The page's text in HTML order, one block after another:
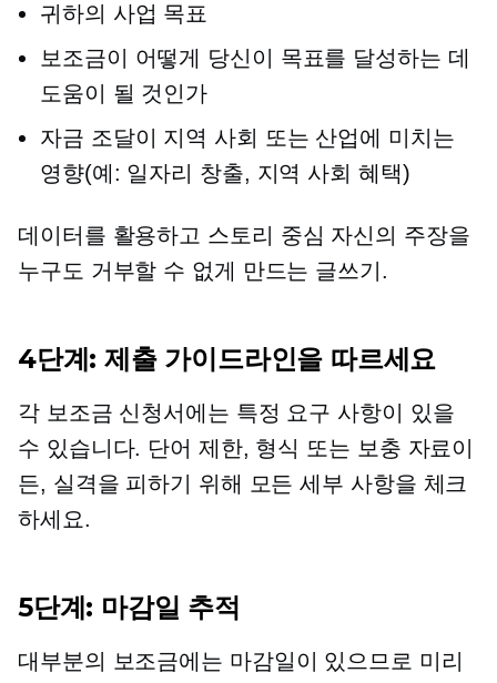
귀하의 사업 목표
보조금이 어떻게 당신이 목표를 달성하는 데
도움이 될 것인가
자금 조달이 지역 사회 또는 산업에 미치는
영향(예: 일자리 창출, 지역 사회 혜택)
데이터를 활용하고 스토리 중심 자신의 주장을
누구도 거부할 수 없게 만드는 글쓰기.
4단계: 제출 가이드라인을 따르세요
각 보조금 신청서에는 특정 요구 사항이 있을
수 있습니다. 단어 제한, 형식 또는 보충 자료이
든, 실격을 피하기 위해 모든 세부 사항을 체크
하세요.
5단계: 마감일 추적
대부분의 보조금에는 마감일이 있으므로 미리